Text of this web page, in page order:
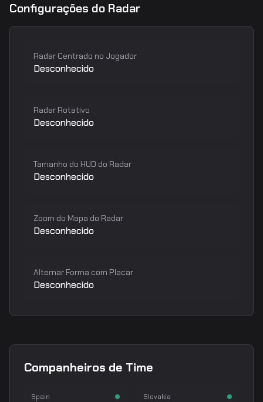
Configurações do Radar
Radar Centrado no Jogador
Desconhecido
Radar Rotativo
Desconhecido
Tamanho do HUD do Radar
Desconhecido
Zoom do Mapa do Radar
Desconhecido
Alternar Forma com Placar
Desconhecido
Companheiros de Time
AWPer
SunPayus
Alvaro Garcia
Spain Rifler
Matúš Šimko
Slovakia
huNter HeavyGod